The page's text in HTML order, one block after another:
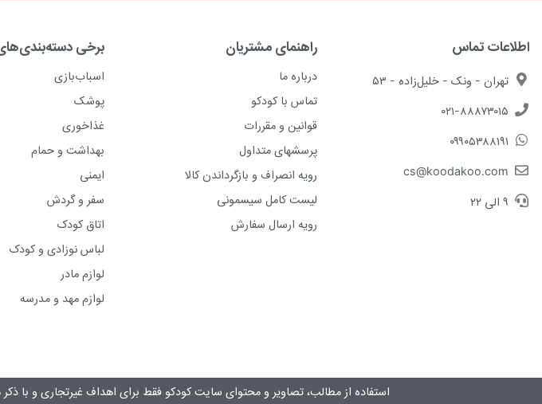
اطلاعات تماس
تهران - ونک - خلیل‌زاده - ۵۳
۰۲۱-۸۸۸۷۳۰۱۵
۰۹۹۰۵۳۸۸۱۹۱
cs@koodakoo.com
۹ الی ۲۲
راهنمای مشتریان
درباره ما
تماس با کودکو
قوانین و مقررات
پرسشهای متداول
رویه انصراف و بازگرداندن کالا
لیست کامل سیسمونی
رویه ارسال سفارش
برخی
اسباب‌بازی
پوشک
غذاخوری
بهداشت و حمام
ایمنی
سفر و گردش
اتاق کودک
لباس نوزادی و کودک
لوازم مادر
لوازم مهد و مدرسه
استفاده از مطالب، تصاویر و محتوای سايت کودکو فقط برای اهداف غیرتجاری و با